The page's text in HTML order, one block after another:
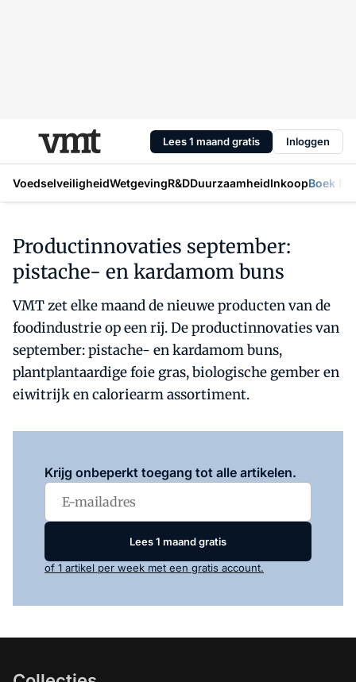
Lees 1 maand gratis Inloggen
VoedselveiligheidWetgevingR&DDuurzaamheidInkoopBoek
Productinnovaties september:
pistache- en kardamom buns
VMT zet elke maand de nieuwe producten van de
foodindustrie op een rij. De productinnovaties van
september: pistache- en kardamom buns,
plantplantaardige foie gras, biologische gember en
eiwitrijk en caloriearm assortiment.
Krijg onbeperkt toegang tot alle artikelen.
Lees 1 maand gratis
of 1 artikel per week met een gratis account.